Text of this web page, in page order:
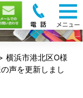
横浜市港北区O様
を更新しまし